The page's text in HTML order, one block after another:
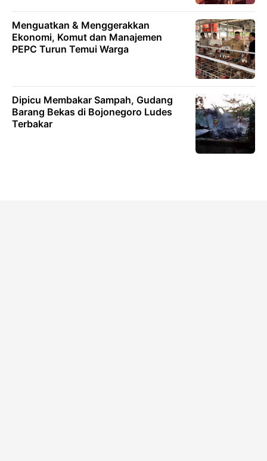
Menguatkan & Menggerakkan
Ekonomi, Komut dan Manajemen
PEPC Turun Temui Warga
Dipicu Membakar Sampah, Gudang
Barang Bekas di Bojonegoro Ludes
Terbakar